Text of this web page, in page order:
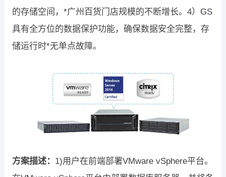
的存储空间，*广州百货门店规模的不断增长。4）GS
具有全方位的数据保护功能，确保数据安全完整，存
储运行时*无单点故障。
方案描述： 1)用户在前端部署VMware vSphere平台。